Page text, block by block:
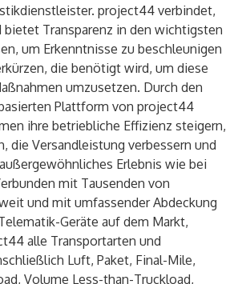
project44 verbindet,
Transparenz in den wichtigsten
um Erkenntnisse zu beschleunigen
die benötigt wird, um diese
umzusetzen. Durch den
Plattform von project44
ihre betriebliche Effizienz steigern,
die Versandleistung verbessern und
Erlebnis wie bei
mit Tausenden von
und mit umfassender Abdeckung
Geräte auf dem Markt,
alle Transportarten und
Luft, Paket, Final-Mile,
Volume Less-than-Truckload,